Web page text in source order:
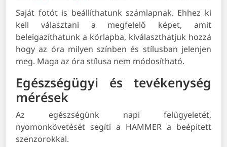
Saját fotót is beállíthatunk számlapnak. Ehhez ki
kell választani a megfelelő képet, amit
beleigazíthatunk a körlapba, kiválaszthatjuk hozzá
hogy az óra milyen színben és stílusban jelenjen
meg. Maga az óra stílusa nem módosítható.
Egészségügyi és tevékenység
mérések
Az egészségünk napi felügyeletét,
nyomonkövetését segíti a HAMMER a beépített
szenzorokkal.